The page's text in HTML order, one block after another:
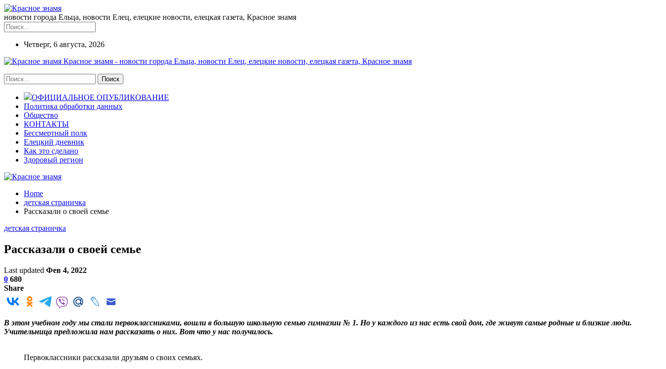
новости города Ельца, новости Елец, елецкие новости, елецкая газета, Красное знамя
Четверг, 6 августа, 2026
Красное знамя - новости города Ельца, новости Елец, елецкие новости, елецкая газета, Красное знамя
ОФИЦИАЛЬНОЕ ОПУБЛИКОВАНИЕ
Политика обработки данных
Общество
КОНТАКТЫ
Бессмертный полк
Елецкий дневник
Как это сделано
Здоровый регион
Home
детская страничка
Рассказали о своей семье
детская страничка
Рассказали о своей семье
Last updated Фев 4, 2022
0 680
Share
В этом учебном году мы стали первоклассниками, вошли в большую школьную семью гимназии № 1. Но у каждого из нас есть свой дом, где живут самые родные и близкие люди.
Учительница предложила нам рассказать о них. Вот что у нас получилось.
Первоклассники рассказали друзьям о своих семьях.